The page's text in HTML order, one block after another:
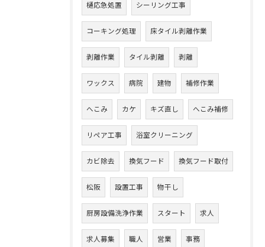
樋応急処置 シーリング工事
コーキング処理 床タイル剥離作業
剥離作業 タイル剥離 剥離
ワックス 病院 建物 補修作業
へこみ カケ キズ直し へこみ補修
リペア工事 浴室クリーニング
カビ除去 換気フード 換気フード取付
松阪 設置工事 物干し
厨房設備洗浄作業 スタート 求人
求人募集 職人 営業 事務